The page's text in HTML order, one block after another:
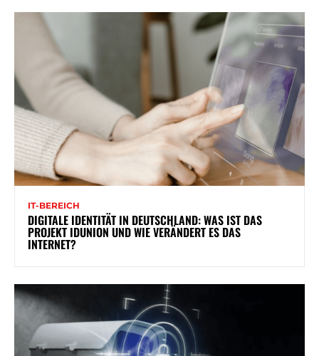
IT-BEREICH
DIGITALE IDENTITÄT IN DEUTSCHLAND: WAS IST DAS
PROJEKT IDUNION UND WIE VERÄNDERT ES DAS
INTERNET?